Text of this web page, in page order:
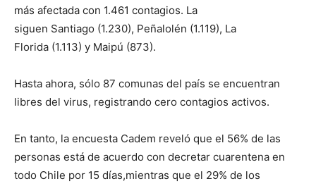
más afectada con 1.461 contagios. La
siguen Santiago (1.230), Peñalolén (1.119), La
Florida (1.113) y Maipú (873).
Hasta ahora, sólo 87 comunas del país se encuentran
libres del virus, registrando cero contagios activos.
En tanto, la encuesta Cadem reveló que el 56% de las
personas está de acuerdo con decretar cuarentena en
todo Chile por 15 días,mientras que el 29% de los